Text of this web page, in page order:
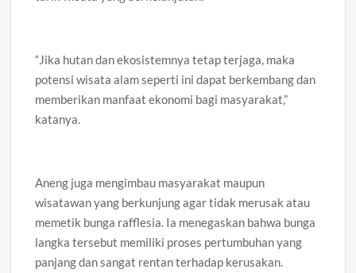
“Jika hutan dan ekosistemnya tetap terjaga, maka
potensi wisata alam seperti ini dapat berkembang dan
memberikan manfaat ekonomi bagi masyarakat,”
katanya.
Aneng juga mengimbau masyarakat maupun
wisatawan yang berkunjung agar tidak merusak atau
memetik bunga rafflesia. Ia menegaskan bahwa bunga
langka tersebut memiliki proses pertumbuhan yang
panjang dan sangat rentan terhadap kerusakan.